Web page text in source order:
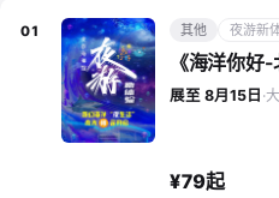
01 其他 夜游新
《海洋你好
展至 8月15日 ·
¥79起